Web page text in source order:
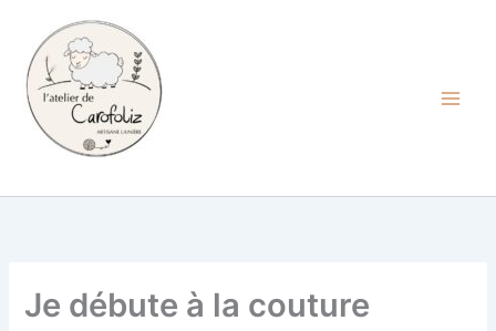
contenu
Je débute à la couture